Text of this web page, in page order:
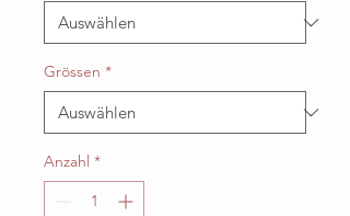
Grössen *
Anzahl *